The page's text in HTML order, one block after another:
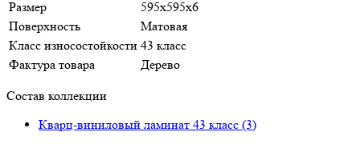
Размер
595х595х6
Поверхность
Матовая
Класс износостойкости 43 класс
Фактура товара
Дерево
Состав коллекции
Кварц-виниловый ламинат 43 класс (3)